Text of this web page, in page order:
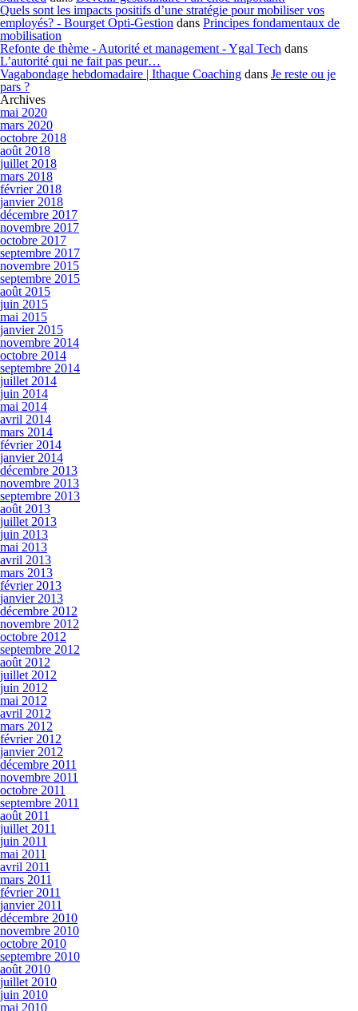
Quels sont les impacts positifs d’une stratégie pour mobiliser vos
employés? - Bourget Opti-Gestion dans Principes fondamentaux de
mobilisation
Refonte de thème - Autorité et management - Ygal Tech dans
L’autorité qui ne fait pas peur…
Vagabondage hebdomadaire | Ithaque Coaching dans Je reste ou je
pars ?
Archives
mai 2020
mars 2020
octobre 2018
août 2018
juillet 2018
mars 2018
février 2018
janvier 2018
décembre 2017
novembre 2017
octobre 2017
septembre 2017
novembre 2015
septembre 2015
août 2015
juin 2015
mai 2015
janvier 2015
novembre 2014
octobre 2014
septembre 2014
juillet 2014
juin 2014
mai 2014
avril 2014
mars 2014
février 2014
janvier 2014
décembre 2013
novembre 2013
septembre 2013
août 2013
juillet 2013
juin 2013
mai 2013
avril 2013
mars 2013
février 2013
janvier 2013
décembre 2012
novembre 2012
octobre 2012
septembre 2012
août 2012
juillet 2012
juin 2012
mai 2012
avril 2012
mars 2012
février 2012
janvier 2012
décembre 2011
novembre 2011
octobre 2011
septembre 2011
août 2011
juillet 2011
juin 2011
mai 2011
avril 2011
mars 2011
février 2011
janvier 2011
décembre 2010
novembre 2010
octobre 2010
septembre 2010
août 2010
juillet 2010
juin 2010
mai 2010